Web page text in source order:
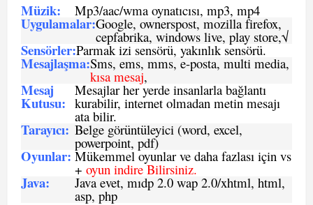
Müzik: Mp3/aac/wma oynatıcısı, mp3, mp4
Uygulamalar:Google, ownerspost, mozilla firefox,
cepfabrika, windows live, play store,√
Sensörler:Parmak izi sensörü, yakınlık sensörü.
Mesajlaşma:Sms, ems, mms, e-posta, multi media,
kısa mesaj,
Mesaj
Kutusu:
Mesajlar her yerde insanlarla bağlantı
kurabilir, internet olmadan metin mesajı
ata bilir.
Tarayıcı: Belge görüntüleyici (word, excel,
powerpoint, pdf)
Oyunlar: Mükemmel oyunlar ve daha fazlası için vs
+ oyun indire Bilirsiniz.
Java: Java evet, mıdp 2.0 wap 2.0/xhtml, html,
asp, php